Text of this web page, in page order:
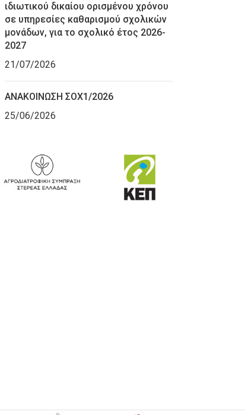
ιδιωτικού δικαίου ορισμένου χρόνου
σε υπηρεσίες καθαρισμού σχολικών
μονάδων, για το σχολικό έτος 2026-
2027
21/07/2026
ΑΝΑΚΟΙΝΩΣΗ ΣΟΧ1/2026
25/06/2026